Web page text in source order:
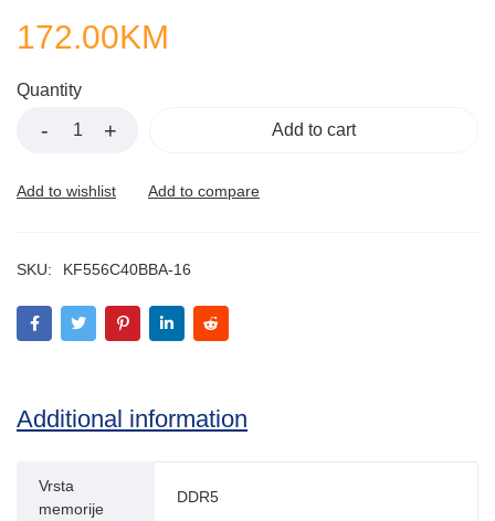
172.00KM
Quantity
Add to cart
SKU: KF556C40BBA-16
Additional information
Vrsta
memorije
DDR5